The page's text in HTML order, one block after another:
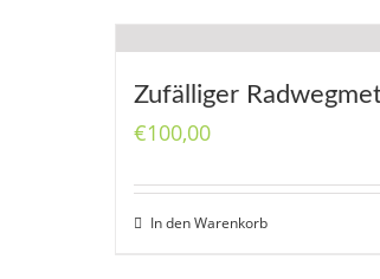
Zufälliger
€100,00
In den Warenkorb